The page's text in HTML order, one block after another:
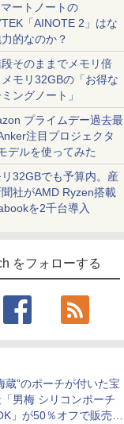
ートノートの
「AINOTE 2」はな
的なのか？
そのままでメモリ倍
モリ32GBの「お得な
ングノート」
プライムデー過去最
注目プロジェクタ
デルを使ってみた
リ32GBでも予算内。産
社がAMD Ryzen搭載
を2千台導入
をフォローする
蔵”のポーチが付いた宝
男梅 シリコンポーチ
」が50％オフで販売